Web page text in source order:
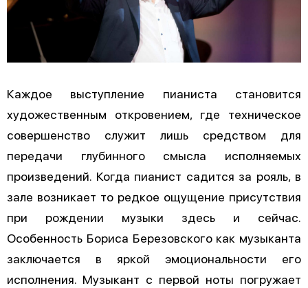
Каждое выступление пианиста становится
художественным откровением, где техническое
совершенство служит лишь средством для
передачи глубинного смысла исполняемых
произведений. Когда пианист садится за рояль, в
зале возникает то редкое ощущение присутствия
при рождении музыки здесь и сейчас.
Особенность Бориса Березовского как музыканта
заключается в яркой эмоциональности его
исполнения. Музыкант с первой ноты погружает